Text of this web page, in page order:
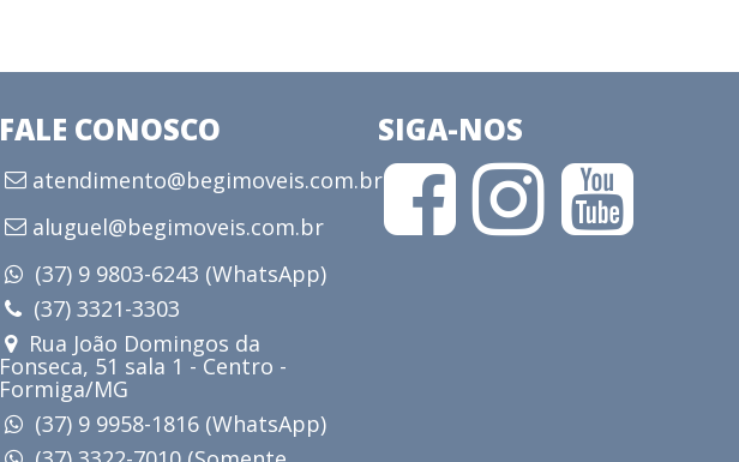
FALE CONOSCO
atendimento@begimoveis.com.br
aluguel@begimoveis.com.br
(37) 9 9803-6243 (WhatsApp)
(37) 3321-3303
Rua João Domingos da
Fonseca, 51 sala 1 - Centro -
Formiga/MG
(37) 9 9958-1816 (WhatsApp)
SIGA-NOS